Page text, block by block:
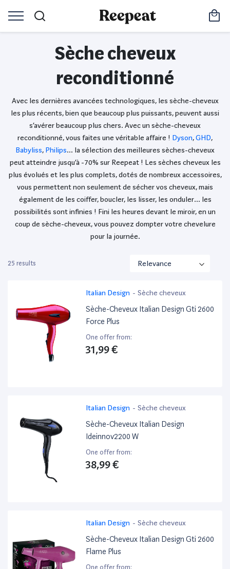
Sèche cheveux
reconditionné
Avec les dernières avancées technologiques, les sèche-cheveux
les plus récents, bien que beaucoup plus puissants, peuvent aussi
s’avérer beaucoup plus chers. Avec un sèche-cheveux
reconditionné, vous faites une véritable affaire ! Dyson,GHD,
Babyliss, Philips… la sélection des meilleures sèches-cheveux
peut atteindre jusqu’à -70% sur Reepeat ! Les sèches cheveux les
plus évolués et les plus complets, dotés de nombreux accessoires,
vous permettent non seulement de sécher vos cheveux, mais
également de les coiffer, boucler, les lisser, les onduler… les
possibilités sont infinies ! Fini les heures devant le miroir, en un
coup de sèche-cheveux, vous pouvez dompter votre chevelure
pour la journée.
25 results
Italian Design - Sèche cheveux
Sèche-Cheveux Italian Design Gti 2600
Force Plus
One offer from:
31,99 €
Italian Design - Sèche cheveux
Sèche-Cheveux Italian Design
Ideinnov2200 W
One offer from:
38,99 €
Italian Design - Sèche cheveux
Sèche-Cheveux Italian Design Gti 2600
Flame Plus
One offer from: